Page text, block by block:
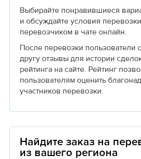
Выбирайте понравившиеся
и обсуждайте условия
перевозчиком в чате онлайн.
После перевозки пользователи
другу отзывы для истории
рейтинга на сайте. Рейтинг
пользователям оценить
участников перевозки.
Найдите заказ на
из вашего региона